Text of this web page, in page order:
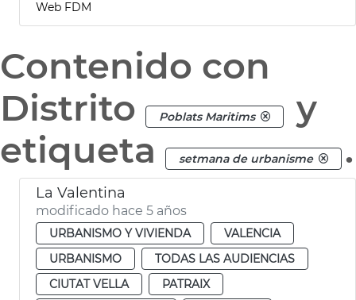
Web FDM
Contenido con
Distrito
Poblats Maritims
y
etiqueta
setmana de urbanisme .
La Valentina
modificado hace 5 años
URBANISMO Y VIVIENDA
VALENCIA
URBANISMO
TODAS LAS AUDIENCIAS
CIUTAT VELLA
PATRAIX